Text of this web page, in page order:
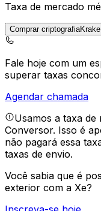
Taxa de mercado
Comprar
Fale hoje com um
superar taxas
Agendar chamada
Usamos a taxa
Conversor. Isso é
não pagará essa
taxas de envio.
Você sabia que é
exterior com a Xe?